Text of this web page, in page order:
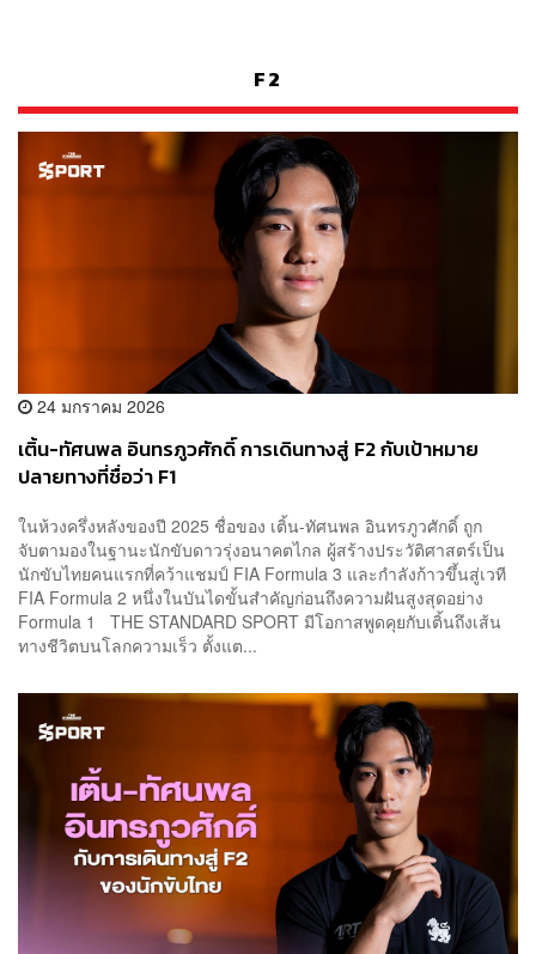
F2
24 มกราคม 2026
เติ้น-ทัศนพล อินทรภูวศักดิ์ การเดินทางสู่ F2 กับเป้าหมาย
ปลายทางที่ชื่อว่า F1
ในห้วงครึ่งหลังของปี 2025 ชื่อของ เติ้น-ทัศนพล อินทรภูวศักดิ์ ถูก
จับตามองในฐานะนักขับดาวรุ่งอนาคตไกล ผู้สร้างประวัติศาสตร์เป็น
นักขับไทยคนแรกที่คว้าแชมป์ FIA Formula 3 และกำลังก้าวขึ้นสู่เวที
FIA Formula 2 หนึ่งในบันไดขั้นสำคัญก่อนถึงความฝันสูงสุดอย่าง
Formula 1 THE STANDARD SPORT มีโอกาสพูดคุยกับเติ้นถึงเส้น
ทางชีวิตบนโลกความเร็ว ตั้งแต...